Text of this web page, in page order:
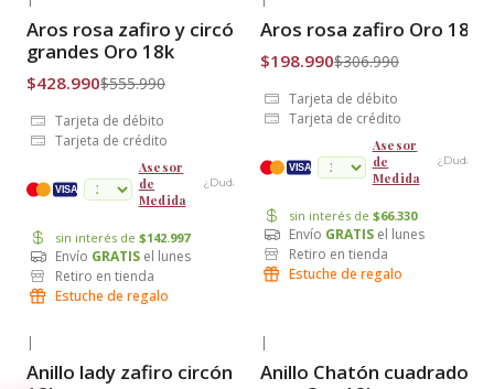
Envío Gratis
Aros rosa zafiro y circónes
grandes Oro 18k
$428.990$555.990
Tarjeta de débito
Tarjeta de crédito
VISA
Asesor
de
Medida
¿Dudas?
sin interés de $142.997
Envío GRATIS el lunes
Retiro en tienda
Estuche de regalo
Envío Gratis
Aros rosa zafiro Oro 18k
$198.990$306.990
Tarjeta de débito
Tarjeta de crédito
VISA
Asesor
de
Medida
¿Dudas?
sin interés de $66.330
Envío GRATIS el lunes
Retiro en tienda
Estuche de regalo
Envío Gratis
|
Anillo lady zafiro circónes OroEnvío Gratis
|
Anillo Chatón cuadrado